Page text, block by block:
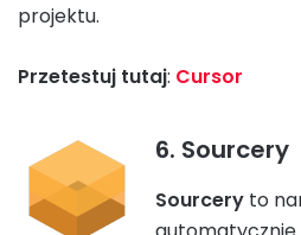
projektu.
Przetestuj tutaj: Cursor
6. Sourcery
Sourcery to